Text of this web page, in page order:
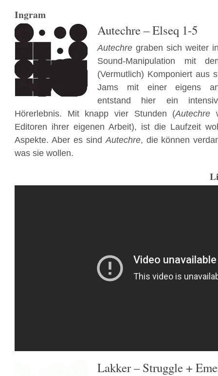
Ingram
Autechre – Elseq 1-5
Autechre graben sich weiter
Sound-Manipulation mit
(Vermutlich) Komponiert aus
Jams mit einer eigens
entstand hier ein
Hörerlebnis. Mit knapp vier Stunden (Autechre
Editoren ihrer eigenen Arbeit), ist die Laufzeit
Aspekte. Aber es sindAutechre, die können
was sie wollen.
Lakker – Struggle +